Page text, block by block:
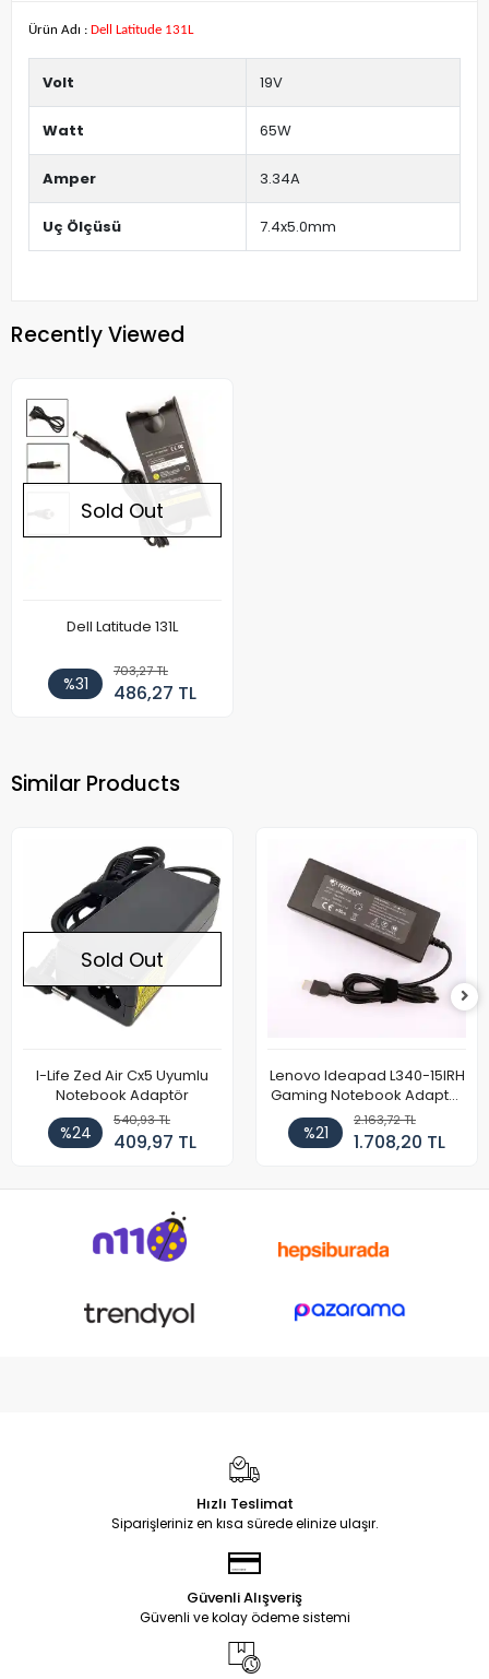
Ürün Adı : Dell Latitude 131L
Volt 19V
Watt 65W
Amper 3.34A
Uç Ölçüsü 7.4x5.0mm
Recently Viewed
Sold Out
Dell Latitude 131L
%31
703,27 TL
486,27 TL
Similar Products
Sold Out
I-Life Zed Air Cx5 Uyumlu
Notebook Adaptör
%24
540,93 TL
409,97 TL
Lenovo Ideapad L340-15IRH
Gaming Notebook Adaptör
Cihazı Şarj Aleti (150W)
%21
2.163,72 TL
1.708,20 TL
Hızlı Teslimat
Siparişleriniz en kısa sürede elinize ulaşır.
Güvenli Alışveriş
Güvenli ve kolay ödeme sistemi